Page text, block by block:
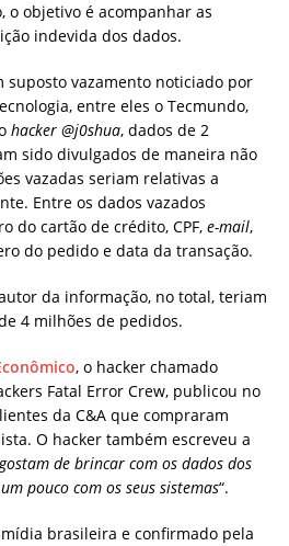
o objetivo é acompanhar as
indevida dos dados.
suposto vazamento noticiado por
entre eles o Tecmundo,
hacker @j0shua, dados de 2
sido divulgados de maneira não
vazadas seriam relativas a
Entre os dados vazados
do cartão de crédito, CPF, e-mail,
do pedido e data da transação.
da informação, no total, teriam
4 milhões de pedidos.
, o hacker chamado
Fatal Error Crew, publicou no
da C&A que compraram
O hacker também escreveu a
de brincar com os dados dos
pouco com os seus sistemas“.
brasileira e confirmado pela